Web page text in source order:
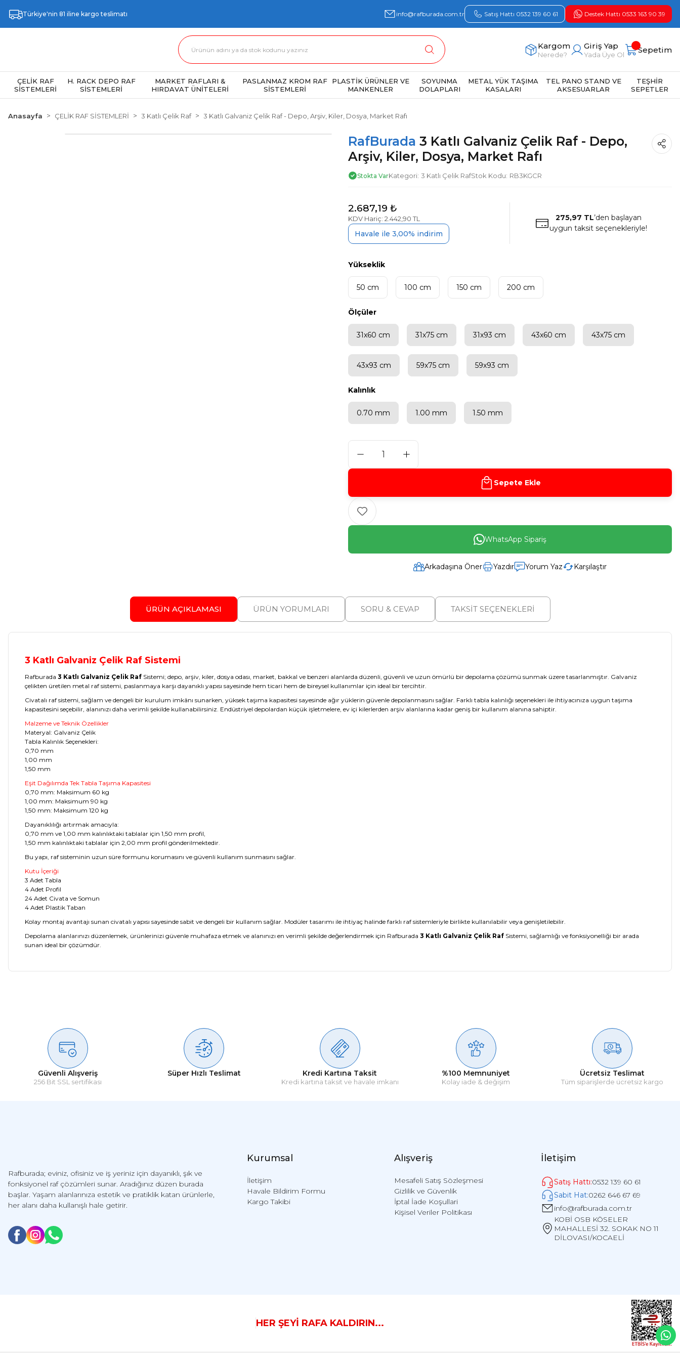
Türkiye'nin 81 iline kargo teslimatı info@rafburada.com.tr Satış Hattı 0532 139 60 61 Destek Hattı 0533 163 90 39
Kargom
Nerede?
Giriş Yap
Yada Üye Ol Sepetim
ÇELİK RAF
SİSTEMLERİ
H. RACK DEPO RAF
SİSTEMLERİ
MARKET RAFLARI &
HIRDAVAT ÜNİTELERİ
PASLANMAZ KROM RAF
SİSTEMLERİ
PLASTİK ÜRÜNLER VE
MANKENLER
SOYUNMA
DOLAPLARI
METAL YÜK TAŞIMA
KASALARI
TEL PANO STAND VE
AKSESUARLAR
TEŞHİR
SEPETLER
Anasayfa ÇELİK RAF SİSTEMLERİ 3 Katlı Çelik Raf 3 Katlı Galvaniz Çelik Raf - Depo, Arşiv, Kiler, Dosya, Market Rafı
RafBurada 3 Katlı Galvaniz Çelik Raf - Depo,
Arşiv, Kiler, Dosya, Market Rafı
Stokta VarKategori 3 Katlı Çelik RafStok Kodu RB3KGCR
2.687,19 ₺
KDV Hariç: 2.442,90 TL
Havale ile 3,00% indirim
275,97 TL’den başlayan
uygun taksit seçenekleriyle!
Yükseklik
50 cm 100 cm 150 cm 200 cm
Ölçüler
31x60 cm 31x75 cm 31x93 cm 43x60 cm 43x75 cm
43x93 cm 59x75 cm 59x93 cm
Kalınlık
0.70 mm 1.00 mm 1.50 mm
Sepete Ekle
WhatsApp Sipariş
Arkadaşına Öner Yazdır Yorum Yaz Karşılaştır
ÜRÜN AÇIKLAMASI ÜRÜN YORUMLARI SORU & CEVAP TAKSİT SEÇENEKLERİ
3 Katlı Galvaniz Çelik Raf Sistemi
Rafburada 3 Katlı Galvaniz Çelik Raf Sistemi; depo, arşiv, kiler, dosya odası, market, bakkal ve benzeri alanlarda düzenli, güvenli ve uzun ömürlü bir depolama çözümü sunmak üzere tasarlanmıştır. Galvaniz
çelikten üretilen metal raf sistemi, paslanmaya karşı dayanıklı yapısı sayesinde hem ticari hem de bireysel kullanımlar için ideal bir tercihtir.
Civatalı raf sistemi, sağlam ve dengeli bir kurulum imkânı sunarken, yüksek taşıma kapasitesi sayesinde ağır yüklerin güvenle depolanmasını sağlar. Farklı tabla kalınlığı seçenekleri ile ihtiyacınıza uygun taşıma
kapasitesini seçebilir, alanınızı daha verimli şekilde kullanabilirsiniz. Endüstriyel depolardan küçük işletmelere, ev içi kilerlerden arşiv alanlarına kadar geniş bir kullanım alanına sahiptir.
Malzeme ve Teknik Özellikler
Materyal: Galvaniz Çelik
Tabla Kalınlık Seçenekleri:
0,70 mm
1,00 mm
1,50 mm
Eşit Dağılımda Tek Tabla Taşıma Kapasitesi
0,70 mm: Maksimum 60 kg
1,00 mm: Maksimum 90 kg
1,50 mm: Maksimum 120 kg
Dayanıklılığı artırmak amacıyla:
0,70 mm ve 1,00 mm kalınlıktaki tablalar için 1,50 mm profil,
1,50 mm kalınlıktaki tablalar için 2,00 mm profil gönderilmektedir.
Bu yapı, raf sisteminin uzun süre formunu korumasını ve güvenli kullanım sunmasını sağlar.
Kutu İçeriği
3 Adet Tabla
4 Adet Profil
24 Adet Civata ve Somun
4 Adet Plastik Taban
Kolay montaj avantajı sunan civatalı yapısı sayesinde sabit ve dengeli bir kullanım sağlar. Modüler tasarımı ile ihtiyaç halinde farklı raf sistemleriyle birlikte kullanılabilir veya genişletilebilir.
Depolama alanlarınızı düzenlemek, ürünlerinizi güvenle muhafaza etmek ve alanınızı en verimli şekilde değerlendirmek için Rafburada 3 Katlı Galvaniz Çelik Raf Sistemi, sağlamlığı ve fonksiyonelliği bir arada
sunan ideal bir çözümdür.
Yorum Yaz
Soru Sor
Güvenli Alışveriş
256 Bit SSL sertifikası
Süper Hızlı Teslimat Kredi Kartına Taksit
Kredi kartına taksit ve havale imkanı
%100 Memnuniyet
Kolay iade & değişim
Ücretsiz Teslimat
Tüm siparişlerde ücretsiz kargo
Rafburada; eviniz, ofisiniz ve iş yeriniz için dayanıklı, şık ve
fonksiyonel raf çözümleri sunar. Aradığınız düzen burada
başlar. Yaşam alanlarınıza estetik ve pratiklik katan ürünlerle,
her alanı daha kullanışlı hale getirir.
Kurumsal
İletişim
Havale Bildirim Formu
Kargo Takibi
Alışveriş
Mesafeli Satış Sözleşmesi
Gizlilik ve Güvenlik
İptal İade Koşullari
Kişisel Veriler Politikası
İletişim
Satış Hattı:0532 139 60 61
Sabit Hat:0262 646 67 69
info@rafburada.com.tr
KOBİ OSB KÖSELER
MAHALLESİ 32. SOKAK NO 11
DİLOVASI/KOCAELİ
HER ŞEYİ RAFA KALDIRIN...